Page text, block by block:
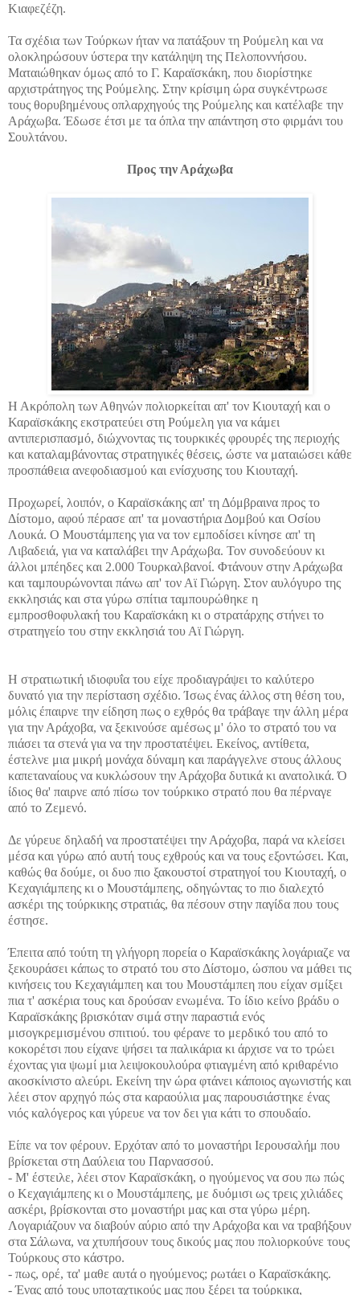
Κιαφεζέζη.
Τα σχέδια των Τούρκων ήταν να πατάξουν τη Ρούμελη και να
ολοκληρώσουν ύστερα την κατάληψη της Πελοποννήσου.
Ματαιώθηκαν όμως από το Γ. Καραϊσκάκη, που διορίστηκε
αρχιστράτηγος της Ρούμελης. Στην κρίσιμη ώρα συγκέντρωσε
τους θορυβημένους οπλαρχηγούς της Ρούμελης και κατέλαβε την
Αράχωβα. Έδωσε έτσι με τα όπλα την απάντηση στο φιρμάνι του
Σουλτάνου.
Προς την Αράχωβα
Η Ακρόπολη των Αθηνών πολιορκείται απ' τον Κιουταχή και ο
Καραϊσκάκης εκστρατεύει στη Ρούμελη για να κάμει
αντιπερισπασμό, διώχνοντας τις τουρκικές φρουρές της περιοχής
και καταλαμβάνοντας στρατηγικές θέσεις, ώστε να ματαιώσει κάθε
προσπάθεια ανεφοδιασμού και ενίσχυσης του Κιουταχή.
Προχωρεί, λοιπόν, ο Καραϊσκάκης απ' τη Δόμβραινα προς το
Δίστομο, αφού πέρασε απ' τα μοναστήρια Δομβού και Οσίου
Λουκά. Ο Μουστάμπεης για να τον εμποδίσει κίνησε απ' τη
Λιβαδειά, για να καταλάβει την Αράχωβα. Τον συνοδεύουν κι
άλλοι μπέηδες και 2.000 Τουρκαλβανοί. Φτάνουν στην Αράχωβα
και ταμπουρώνονται πάνω απ' τον Αϊ Γιώργη. Στον αυλόγυρο της
εκκλησιάς και στα γύρω σπίτια ταμπουρώθηκε η
εμπροσθοφυλακή του Καραϊσκάκη κι ο στρατάρχης στήνει το
στρατηγείο του στην εκκλησιά του Αϊ Γιώργη.
Η στρατιωτική ιδιοφυΐα του είχε προδιαγράψει το καλύτερο
δυνατό για την περίσταση σχέδιο. Ίσως ένας άλλος στη θέση του,
μόλις έπαιρνε την είδηση πως ο εχθρός θα τράβαγε την άλλη μέρα
για την Αράχοβα, να ξεκινούσε αμέσως μ' όλο το στρατό του να
πιάσει τα στενά για να την προστατέψει. Εκείνος, αντίθετα,
έστελνε μια μικρή μονάχα δύναμη και παράγγελνε στους άλλους
καπεταναίους να κυκλώσουν την Αράχοβα δυτικά κι ανατολικά. Ό
ίδιος θα' παιρνε από πίσω τον τούρκικο στρατό που θα πέρναγε
από το Ζεμενό.
Δε γύρευε δηλαδή να προστατέψει την Αράχοβα, παρά να κλείσει
μέσα και γύρω από αυτή τους εχθρούς και να τους εξοντώσει. Και,
καθώς θα δούμε, οι δυο πιο ξακουστοί στρατηγοί του Κιουταχή, ο
Κεχαγιάμπεης κι ο Μουστάμπεης, οδηγώντας το πιο διαλεχτό
ασκέρι της τούρκικης στρατιάς, θα πέσουν στην παγίδα που τους
έστησε.
Έπειτα από τούτη τη γλήγορη πορεία ο Καραϊσκάκης λογάριαζε να
ξεκουράσει κάπως το στρατό του στο Δίστομο, ώσπου να μάθει τις
κινήσεις του Κεχαγιάμπεη και του Μουστάμπεη που είχαν σμίξει
πια τ' ασκέρια τους και δρούσαν ενωμένα. Το ίδιο κείνο βράδυ ο
Καραϊσκάκης βρισκόταν σιμά στην παραστιά ενός
μισογκρεμισμένου σπιτιού. του φέρανε το μερδικό του από το
κοκορέτσι που είχανε ψήσει τα παλικάρια κι άρχισε να το τρώει
έχοντας για ψωμί μια λειψοκουλούρα φτιαγμένη από κριθαρένιο
ακοσκίνιστο αλεύρι. Εκείνη την ώρα φτάνει κάποιος αγωνιστής και
λέει στον αρχηγό πώς στα καραούλια μας παρουσιάστηκε ένας
νιός καλόγερος και γύρευε να τον δει για κάτι το σπουδαίο.
Είπε να τον φέρουν. Ερχόταν από το μοναστήρι Ιερουσαλήμ που
βρίσκεται στη Δαύλεια του Παρνασσού.
- Μ' έστειλε, λέει στον Καραϊσκάκη, ο ηγούμενος να σου πω πώς
ο Κεχαγιάμπεης κι ο Μουστάμπεης, με δυόμισι ως τρεις χιλιάδες
ασκέρι, βρίσκονται στο μοναστήρι μας και στα γύρω μέρη.
Λογαριάζουν να διαβούν αύριο από την Αράχοβα και να τραβήξουν
στα Σάλωνα, να χτυπήσουν τους δικούς μας που πολιορκούνε τους
Τούρκους στο κάστρο.
- πως, ορέ, τα' μαθε αυτά ο ηγούμενος; ρωτάει ο Καραϊσκάκης.
- Ένας από τους υποταχτικούς μας που ξέρει τα τούρκικα,